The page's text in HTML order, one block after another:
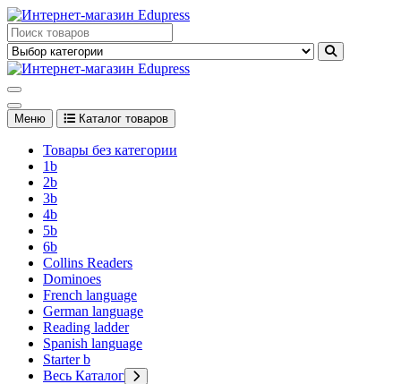
Перейти
к
содержимому
Edupress Uzbekistan, Edupress Узбекистан, книги, учебники на
английском языке
английском языке
Меню Каталог товаров
Товары без категории
1b
2b
3b
4b
5b
6b
Collins Readers
Dominoes
French language
German language
Reading ladder
Spanish language
Starter b
Весь Каталог